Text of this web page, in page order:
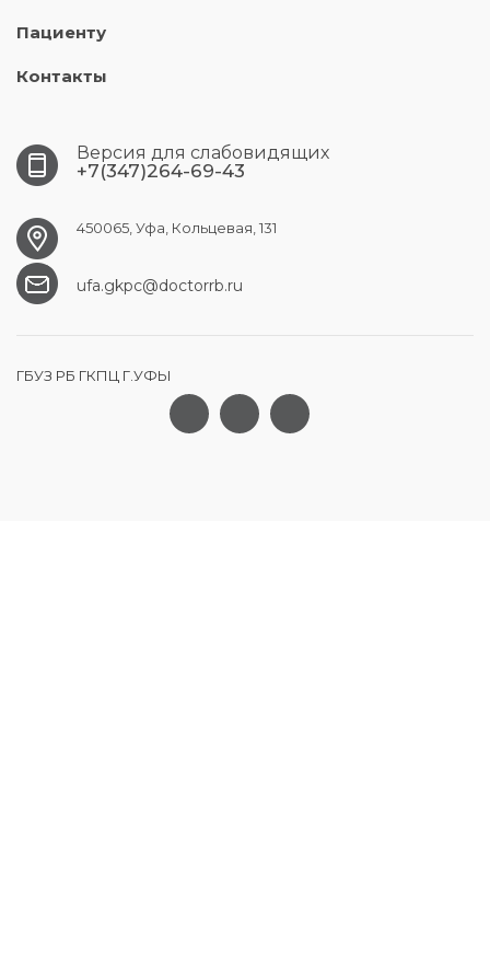
Пациенту
Контакты
Версия для слабовидящих
+7(347)264-69-43
450065, Уфа, Кольцевая, 131
ufa.gkpc@doctorrb.ru
ГБУЗ РБ ГКПЦ Г.УФЫ